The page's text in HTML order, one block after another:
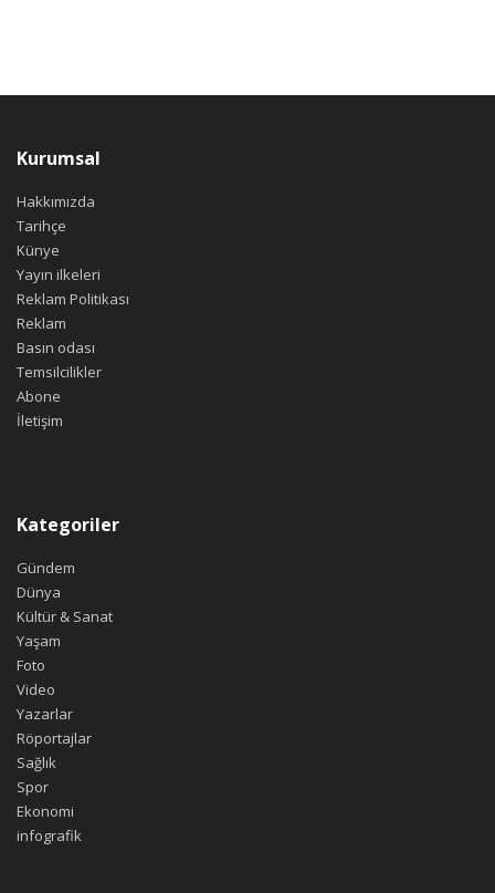
Kurumsal
Hakkımızda
Tarihçe
Künye
Yayın ilkeleri
Reklam Politikası
Reklam
Basın odası
Temsilcilikler
Abone
İletişim
Kategoriler
Gündem
Dünya
Kültür & Sanat
Yaşam
Foto
Video
Yazarlar
Röportajlar
Sağlık
Spor
Ekonomi
infografik